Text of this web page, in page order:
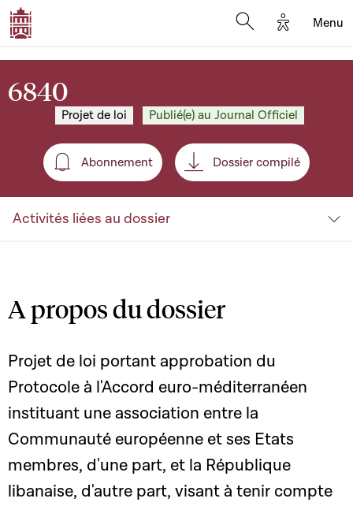
Options
Menu
6840
Projet de loi Publié(e) au Journal Officiel
Abonnement
Abonnement Dossier compilé
Activités liées au dossier
A propos du dossier
Projet de loi portant approbation du
Protocole à l'Accord euro-méditerranéen
instituant une association entre la
Communauté européenne et ses Etats
membres, d'une part, et la République
libanaise, d'autre part, visant à tenir compte